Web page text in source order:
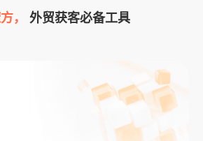
， 外贸获客必备工具